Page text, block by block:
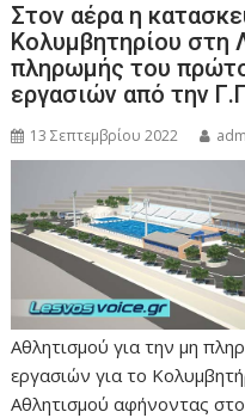
Στον αέρα η
Κολυμβητηρίου στη
πληρωμής του
εργασιών από την
13 Σεπτεμβρίου 2022
Αθλητισμού για την μη
εργασιών για το
Αθλητισμού αφήνοντας